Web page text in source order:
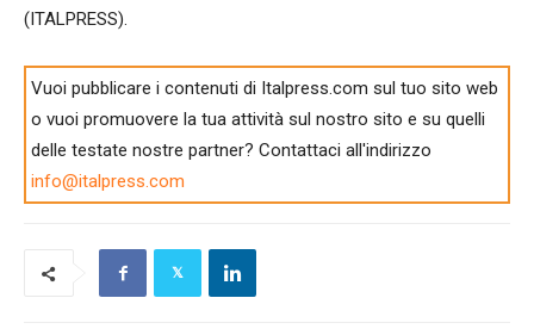
(ITALPRESS).
Vuoi pubblicare i contenuti di Italpress.com sul tuo sito web
o vuoi promuovere la tua attività sul nostro sito e su quelli
delle testate nostre partner? Contattaci all'indirizzo
info@italpress.com